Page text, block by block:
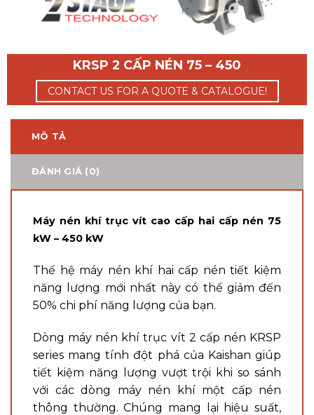
KRSP 2 CẤP NÉN 75 – 450
CONTACT US FOR A QUOTE & CATALOGUE!
MÔ TẢ
ĐÁNH GIÁ (0)
Máy nén khí trục vít cao cấp hai cấp nén 75
kW – 450 kW
Thế hệ máy nén khí hai cấp nén tiết kiệm
năng lượng mới nhất này có thể giảm đến
50% chi phí năng lượng của bạn.
Dòng máy nén khí trục vít 2 cấp nén KRSP
series mang tính đột phá của Kaishan giúp
tiết kiệm năng lượng vượt trội khi so sánh
với các dòng máy nén khí một cấp nén
thông thường. Chúng mang lại hiệu suất,